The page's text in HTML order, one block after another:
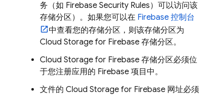
务（如 Firebase Security Rules）可以访问该
存储分区）。如果您可以在 Firebase 控制台
中查看您的存储分区，则该存储分区为
Cloud Storage for Firebase 存储分区。
Cloud Storage for Firebase 存储分区必须位
于您注册应用的 Firebase 项目中。
文件的 Cloud Storage for Firebase 网址必须